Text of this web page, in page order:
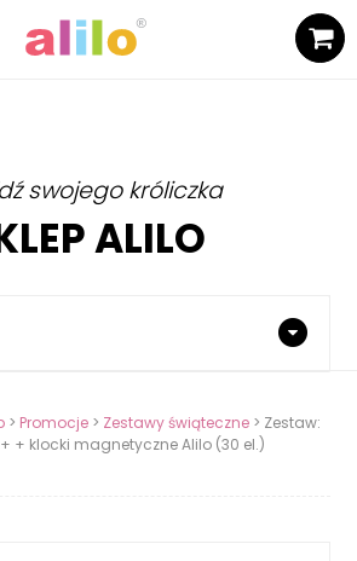
swojego króliczka
ALILO
> Promocje > Zestawy świąteczne > Zestaw:
+ klocki magnetyczne Alilo (30 el.)